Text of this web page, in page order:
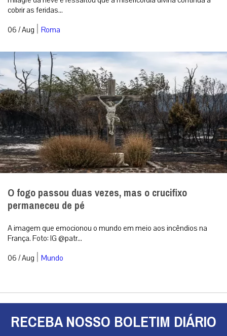
cobrir as feridas...
06 / Aug | Roma
O fogo passou duas vezes, mas o crucifixo
permaneceu de pé
A imagem que emocionou o mundo em meio aos incêndios na
França. Foto: IG @patr...
06 / Aug | Mundo
RECEBA NOSSO BOLETIM DIÁRIO